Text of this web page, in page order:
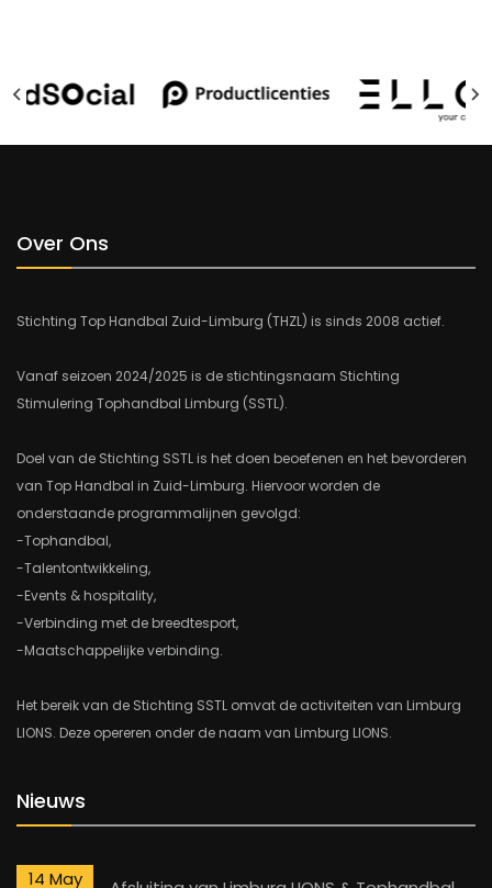
Over Ons
Stichting Top Handbal Zuid-Limburg (THZL) is sinds 2008 actief.
Vanaf seizoen 2024/2025 is de stichtingsnaam Stichting
Stimulering Tophandbal Limburg (SSTL).
Doel van de Stichting SSTL is het doen beoefenen en het bevorderen
van Top Handbal in Zuid-Limburg. Hiervoor worden de
onderstaande programmalijnen gevolgd:
-Tophandbal,
-Talentontwikkeling,
-Events & hospitality,
-Verbinding met de breedtesport,
-Maatschappelijke verbinding.
Het bereik van de Stichting SSTL omvat de activiteiten van Limburg
LIONS. Deze opereren onder de naam van Limburg LIONS.
Nieuws
14 May